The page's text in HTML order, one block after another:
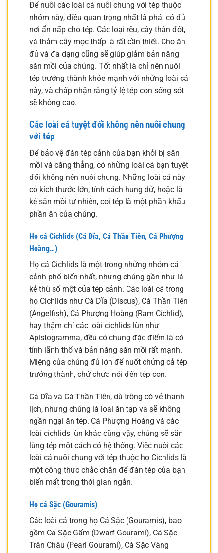
Để nuôi các loài cá nuôi chung với tép thuộc
nhóm này, điều quan trọng nhất là phải có đủ
nơi ẩn nấp cho tép. Các loại rêu, cây thân đốt,
và thảm cây mọc thấp là rất cần thiết. Cho ăn
đủ và đa dạng cũng sẽ giúp giảm bản năng
săn mồi của chúng. Tốt nhất là chỉ nên nuôi
tép trưởng thành khỏe mạnh với những loài cá
này, và chấp nhận rằng tỷ lệ tép con sống sót
sẽ không cao.
Các loài cá tuyệt đối không nên nuôi chung
với tép
Để bảo vệ đàn tép cảnh của bạn khỏi bị săn
mồi và căng thẳng, có những loài cá bạn tuyệt
đối không nên nuôi chung. Những loài cá này
có kích thước lớn, tính cách hung dữ, hoặc là
kẻ săn mồi tự nhiên, coi tép là một phần khẩu
phần ăn của chúng.
Họ cá Cichlids (Cá Dĩa, Cá Thần Tiên, Cá Phượng
Hoàng…)
Họ cá Cichlids là một trong những nhóm cá
cảnh phổ biến nhất, nhưng chúng gần như là
kẻ thù số một của tép cảnh. Các loài cá trong
họ Cichlids như Cá Dĩa (Discus), Cá Thần Tiên
(Angelfish), Cá Phượng Hoàng (Ram Cichlid),
hay thậm chí các loài cichlids lùn như
Apistogramma, đều có chung đặc điểm là có
tính lãnh thổ và bản năng săn mồi rất mạnh.
Miệng của chúng đủ lớn để nuốt chửng cả tép
trưởng thành, chứ chưa nói đến tép con.
Cá Dĩa và Cá Thần Tiên, dù trông có vẻ thanh
lịch, nhưng chúng là loài ăn tạp và sẽ không
ngần ngại ăn tép. Cá Phượng Hoàng và các
loài cichlids lùn khác cũng vậy, chúng sẽ săn
lùng tép một cách có hệ thống. Việc nuôi các
loài cá nuôi chung với tép thuộc họ Cichlids là
một công thức chắc chắn để đàn tép của bạn
biến mất trong thời gian ngắn.
Họ cá Sặc (Gouramis)
Các loài cá trong họ Cá Sặc (Gouramis), bao
gồm Cá Sặc Gấm (Dwarf Gourami), Cá Sặc
Trân Châu (Pearl Gourami), Cá Sặc Vàng